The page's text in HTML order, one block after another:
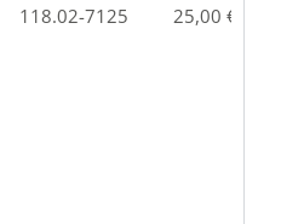
118.02-7125 25,00 €